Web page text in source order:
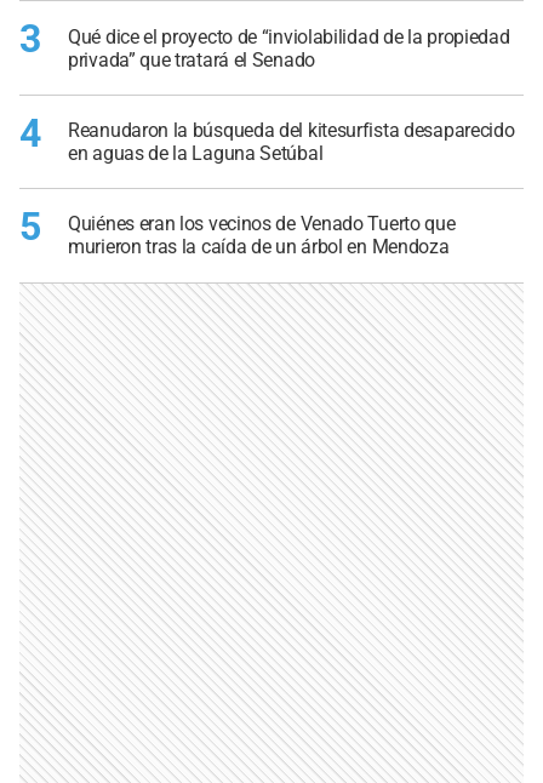
3
Qué dice el proyecto de “inviolabilidad de la propiedad
privada” que tratará el Senado
4
Reanudaron la búsqueda del kitesurfista desaparecido
en aguas de la Laguna Setúbal
5
Quiénes eran los vecinos de Venado Tuerto que
murieron tras la caída de un árbol en Mendoza